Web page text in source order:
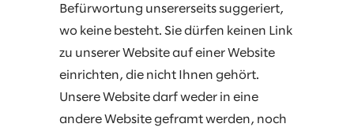
Befürwortung unsererseits suggeriert,
wo keine besteht. Sie dürfen keinen Link
zu unserer Website auf einer Website
einrichten, die nicht Ihnen gehört.
Unsere Website darf weder in eine
andere Website geframt werden, noch